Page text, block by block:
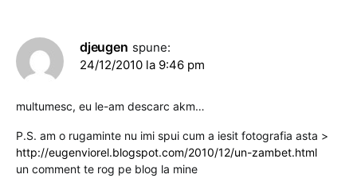
djeugen spune:
24/12/2010 la 9:46 pm
multumesc, eu le-am descarc akm…
P.S. am o rugaminte nu imi spui cum a iesit fotografia asta >
http://eugenviorel.blogspot.com/2010/12/un-zambet.html
un comment te rog pe blog la mine